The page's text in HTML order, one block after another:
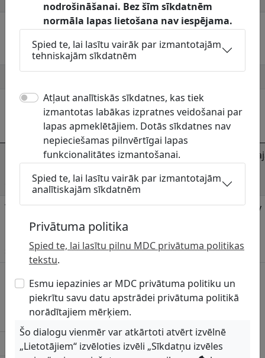
Pieņemšanas
Jāskaņo Topogrāfiskais plāns:
Ūdensvads, kanalizācijas un siltumtīkli:
Ikšķiles pilsētā un Tīnūžu pagastā.
Komunikāciju turētāja kontaktpersonas
Telefons
E-pasts
Uģis Plaudis,
dienesta vadītājs
27333124
Vilis Bite,
Ūdensapgādes un
sistēmu tehniķis
27844103 vilis.bite@ikskilesmaja.lv
Ar uzņēmumu skaņojamās komunikāciju
grupas
Lietusūdens kanalizācija
Sadzīves kanalizācija
nodrošināšanai. Bez šīm sīkdatnēm
normāla lapas lietošana nav iespējama.
Spied te, lai lasītu vairāk par izmantotajām
tehniskajām sīkdatnēm
Atļaut analītiskās sīkdatnes, kas tiek
izmantotas labākas izpratnes veidošanai par
lapas apmeklētājiem. Dotās sīkdatnes nav
nepieciešamas pilnvērtīgai lapas
funkcionalitātes izmantošanai.
Spied te, lai lasītu vairāk par izmantotajām
analītiskajām sīkdatnēm
Privātuma politika
Spied te, lai lasītu pilnu MDC privātuma politikas
tekstu.
Esmu iepazinies ar MDC privātuma politiku un
piekrītu savu datu apstrādei privātuma politikā
norādītajiem mērķiem.
Šo dialogu vienmēr var atkārtoti atvērt izvēlnē
„Lietotājiem“ izvēloties izvēli „Sīkdatņu izvēles